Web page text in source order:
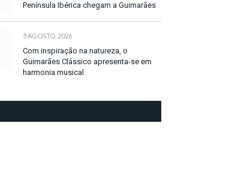
Península Ibérica chegam a Guimarães
5 AGOSTO, 2026
Com inspiração na natureza, o
Guimarães Clássico apresenta-se em
harmonia musical